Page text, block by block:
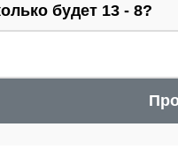
будет 13 - 8?